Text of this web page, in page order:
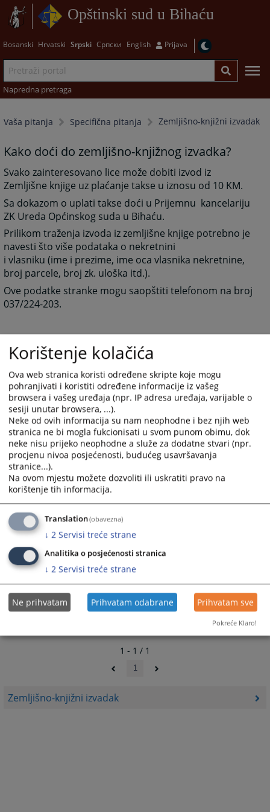
Opštinski sud u Bihaću
Bosanski Hrvatski Srpski Српски English Prijava
Napredna pretraga
Vaša pitanja Specifična pitanja Zemljišno-knjižni izvadak
Zemljišno-knjižni izvadak
Kako doći do zemljišno-knjižnog izvadka?
Svako zainteresovano lice može dobiti izvod iz
Zemljišne knjige uz plaćanje takse u iznosu od 10 KM.
Sa dokazom o uplati takse doći u Prijemnu kancelariju
ZK Ureda Općinskog suda u Bihaću.
Prilikom traženja izvoda iz zemljišne knjige potrebno je
navesti što više podataka o nekretnini
i vlasniku (ime i prezime, ime oca vlasnika nekretnine,
broj parcele, broj zk. uloška itd.).
Ove podatke stranke mogu saopštiti telefonom na broj
037/224-203.
4016 PREGLEDA
1 - 1 / 1
1
Korištenje kolačića
Ova web stranica koristi određene skripte koje mogu
pohranjivati i koristiti određene informacije iz vašeg
browsera i vašeg uređaja (npr. IP adresa uređaja, varijable o
sesiji unutar browsera, ...).
Neke od ovih informacija su nam neophodne i bez njih web
stranica ne bi mogla fukcionisati u svom punom obimu, dok
neke nisu prijeko neophodne a služe za dodatne stvari (npr.
procjenu nivoa posjećenosti, budućeg usavršavanja
stranice...).
Na ovom mjestu možete dozvoliti ili uskratiti pravo na
korištenje tih informacija.
Translation(obavezna)
↓ 2 Servisi treće strane
Analitika o posjećenosti stranica
↓ 2 Servisi treće strane
Ne prihvatam Prihvatam odabrane Prihvatam sve
Pokreće Klaro!